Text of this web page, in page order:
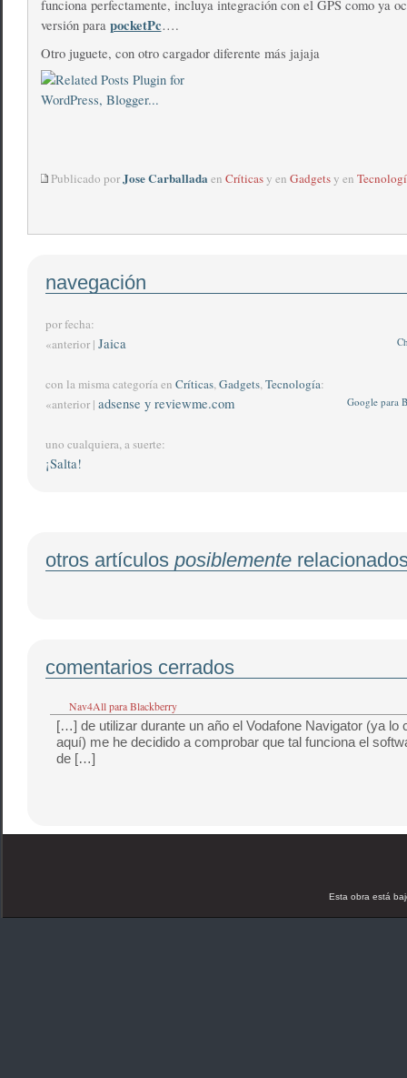
funciona perfectamente, incluya integración con el GPS como ya
versión para pocketPc….
Otro juguete, con otro cargador diferente más jajaja
Publicado porJose Carballadaen Críticasy en Gadgetsy en
navegación
por fecha:
«anterior | Jaica
con la misma categoría en Críticas,Gadgets,Tecnología:
Google para
«anterior | adsense y reviewme.com
uno cualquiera, a suerte:
¡Salta!
otros artículos posiblemente
comentarios cerrados
Nav4All para Blackberry
[…] de utilizar durante un año el Vodafone Navigator (ya lo
aquí) me he decidido a comprobar que tal funciona el
de […]
Esta obra está